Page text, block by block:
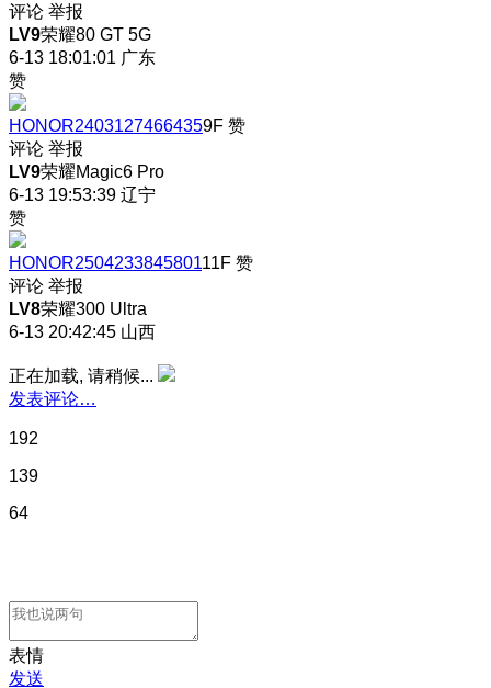
评论 举报
LV9荣耀80 GT 5G
6-13 18:01:01 广东
赞
HONOR24031274664359F 赞
评论 举报
LV9荣耀Magic6 Pro
6-13 19:53:39 辽宁
赞
HONOR250423384580111F 赞
评论 举报
LV8荣耀300 Ultra
6-13 20:42:45 山西
正在加载, 请稍候...
发表评论…
192
139
64
表情
发送